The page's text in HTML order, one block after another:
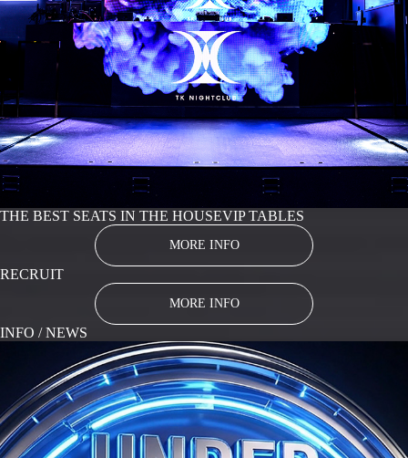
THE BEST SEATS IN THE HOUSEVIP TABLES
MORE INFO
RECRUIT
MORE INFO
INFO / NEWS